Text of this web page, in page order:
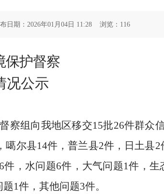
期：2026年01月04日 11:28 浏览： 116
保护督察
况公示
察组向我地区移交15批26件群众
尔县14件，普兰县2件，日土县2
件，水问题6件，大气问题1件，生
1件，其他问题3件。